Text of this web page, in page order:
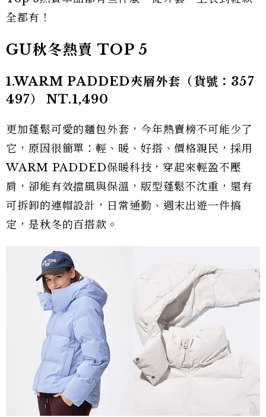
全都有！
GU秋冬熱賣 TOP 5
1.WARM PADDED夾層外套（貨號：357
497） NT.1,490
更加蓬鬆可愛的麵包外套，今年熱賣榜不可能少了
它，原因很簡單：輕、暖、好搭、價格親民，採用
WARM PADDED保暖科技，穿起來輕盈不壓
肩，卻能有效擋風與保溫，版型蓬鬆不沈重，還有
可拆卸的連帽設計，日常通勤、週末出遊一件搞
定，是秋冬的百搭款。